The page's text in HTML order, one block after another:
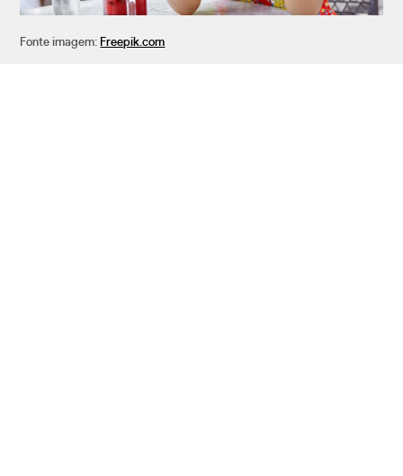
Fonte imagem: Freepik.com